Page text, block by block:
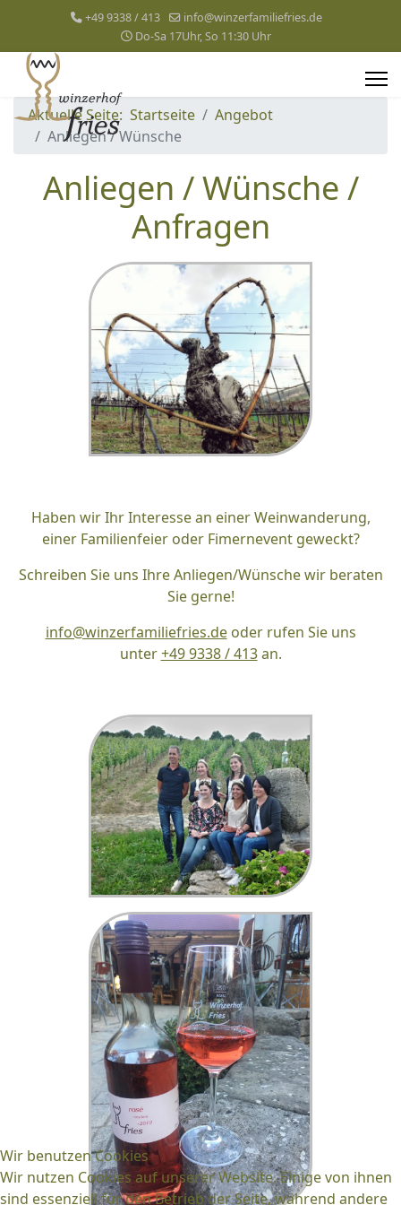
+49 9338 / 413
info@winzerfamiliefries.de
Do-Sa 17Uhr, So 11:30 Uhr
Aktuelle Seite: Startseite
Angebot
Anliegen / Wünsche
Anliegen / Wünsche /
Anfragen
Haben wir Ihr Interesse an einer Weinwanderung,
einer Familienfeier oder Fimernevent geweckt?
Schreiben Sie uns Ihre Anliegen/Wünsche wir beraten
Sie gerne!
info@winzerfamiliefries.deoder rufen Sie uns
unter+49 9338 / 413an.
Wir benutzen Cookies
Wir nutzen Cookies auf unserer Website. Einige von ihnen
sind essenziell für den Betrieb der Seite, während andere